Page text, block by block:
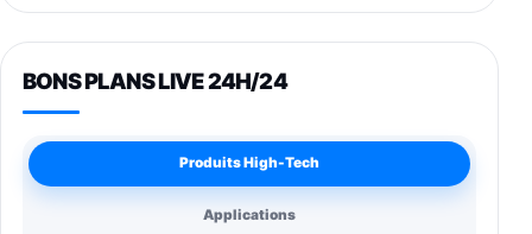
BONS PLANS LIVE 24H/24
Produits High-Tech
Applications